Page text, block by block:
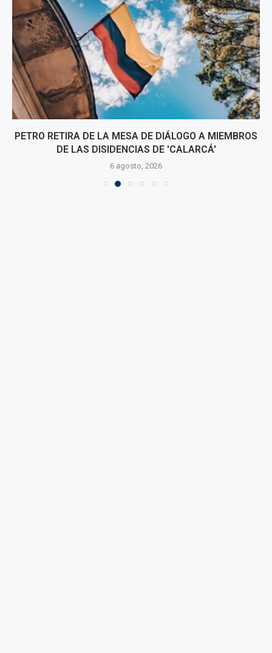
PETRO RETIRA DE LA MESA DE DIÁLOGO A MIEMBROS
DE LAS DISIDENCIAS DE 'CALARCÁ'
6 agosto, 2026